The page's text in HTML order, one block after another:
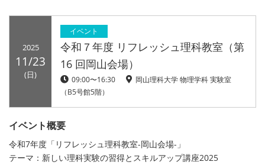
2025
11/23
(日)
イベント
令和７年度 リフレッシュ理科教室（第
16 回岡山会場）
09:00〜16:30
岡山理科大学 物理学科 実験室
（B5号館5階）
イベント概要
令和7年度「リフレッシュ理科教室-岡山会場-」
テーマ：新しい理科実験の習得とスキルアップ講座2025